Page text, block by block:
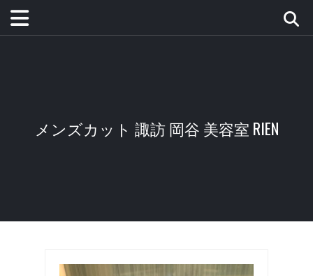
メンズカット 諏訪 岡谷 美容室 RIEN